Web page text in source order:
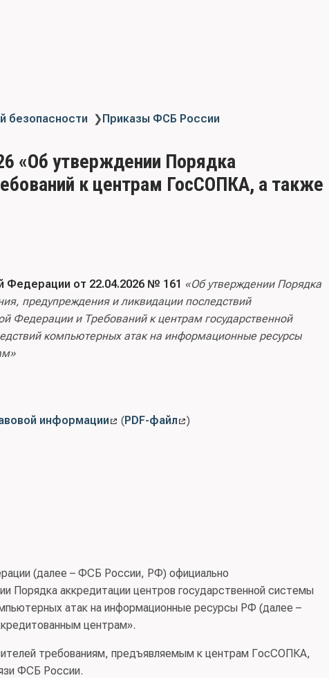
безопасности ❯Приказы ФСБ России
«Об утверждении Порядка
к центрам ГосСОПКА, а также
Федерации от 22.04.2026 № 161 «Об утверждении Порядка
предупреждения и ликвидации последствий
Федерации и Требований к центрам государственной
компьютерных атак на информационные ресурсы
информации (PDF-файл
)
(далее – ФСБ России, РФ) официально
Порядка аккредитации центров государственной системы
атак на информационные ресурсы РФ (далее –
центрам».
требованиям, предъявляемым к центрам ГосСОПКА,
ФСБ России.